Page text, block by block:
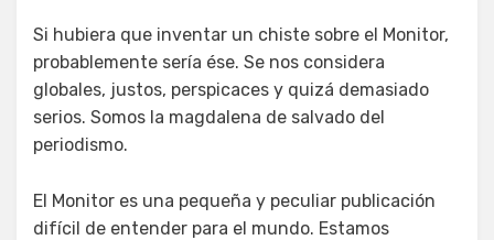
Si hubiera que inventar un chiste sobre el Monitor,
probablemente sería ése. Se nos considera
globales, justos, perspicaces y quizá demasiado
serios. Somos la magdalena de salvado del
periodismo.
El Monitor es una pequeña y peculiar publicación
difícil de entender para el mundo. Estamos